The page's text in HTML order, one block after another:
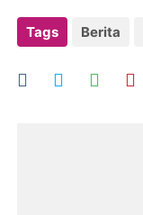
Tags Berita